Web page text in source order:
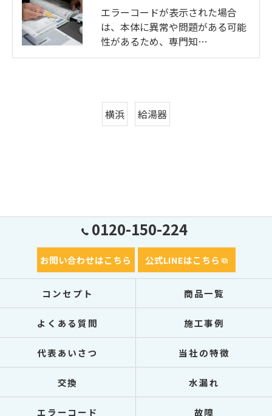
エラーコードが表示された場合
は、本体に異常や問題がある可能
性があるため、専門知…
横浜 給湯器
0120-150-224
お問い合わせはこちら 公式LINEはこちら
コンセプト 商品一覧
よくある質問 施工事例
代表あいさつ 当社の特徴
交換 水漏れ
エラーコード 故障